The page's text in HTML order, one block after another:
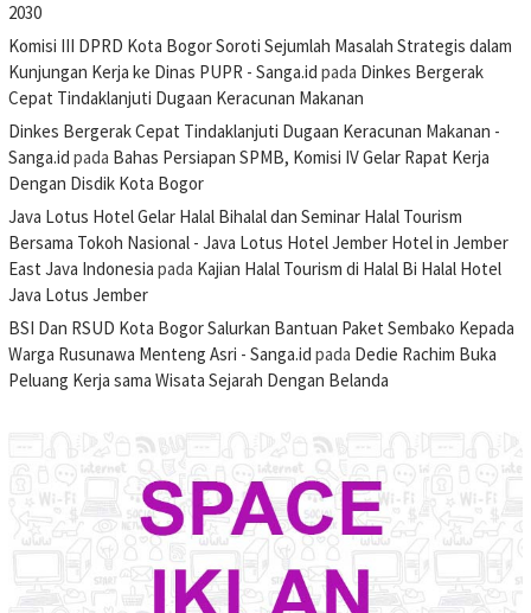
2030
Komisi III DPRD Kota Bogor Soroti Sejumlah Masalah Strategis dalam
Kunjungan Kerja ke Dinas PUPR - Sanga.id pada Dinkes Bergerak
Cepat Tindaklanjuti Dugaan Keracunan Makanan
Dinkes Bergerak Cepat Tindaklanjuti Dugaan Keracunan Makanan -
Sanga.id pada Bahas Persiapan SPMB, Komisi IV Gelar Rapat Kerja
Dengan Disdik Kota Bogor
Java Lotus Hotel Gelar Halal Bihalal dan Seminar Halal Tourism
Bersama Tokoh Nasional - Java Lotus Hotel Jember Hotel in Jember
East Java Indonesia pada Kajian Halal Tourism di Halal Bi Halal Hotel
Java Lotus Jember
BSI Dan RSUD Kota Bogor Salurkan Bantuan Paket Sembako Kepada
Warga Rusunawa Menteng Asri - Sanga.id pada Dedie Rachim Buka
Peluang Kerja sama Wisata Sejarah Dengan Belanda